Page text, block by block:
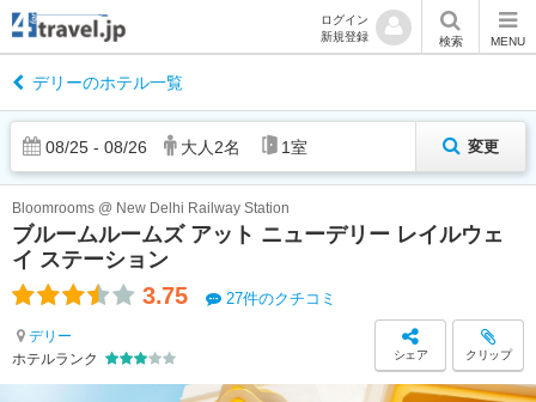
ログイン
新規登録
検索 MENU
デリーのホテル一覧
08/25 - 08/26 大人 2名 1室 変更
ブルームルームズ アット ニューデリー レイルウェ
イ ステーション
Bloomrooms @ New Delhi Railway Station
3.75 27件のクチコミ
デリー
ホテルランク
シェア クリップ